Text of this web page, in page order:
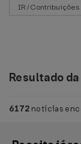
Resultado
6172 notícias